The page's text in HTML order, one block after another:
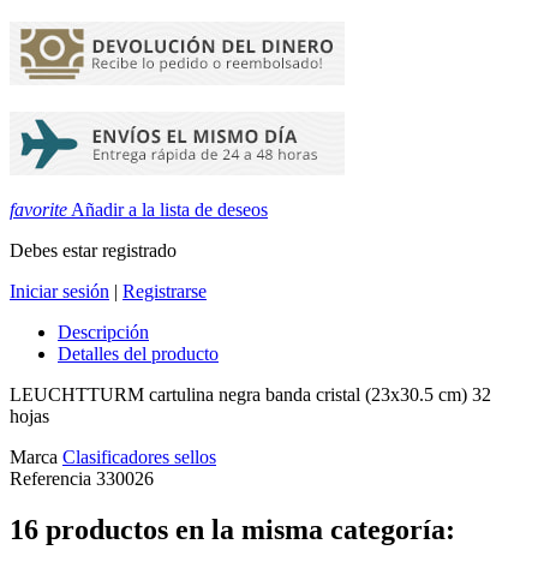
favorite Añadir a la lista de deseos
Debes estar registrado
Iniciar sesión | Registrarse
Descripción
Detalles del producto
LEUCHTTURM cartulina negra banda cristal (23x30.5 cm) 32
hojas
Marca Clasificadores sellos
Referencia 330026
16 productos en la misma categoría: